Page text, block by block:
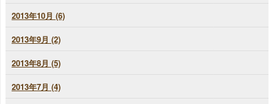
2013年10月 (6)
2013年9月 (2)
2013年8月 (5)
2013年7月 (4)